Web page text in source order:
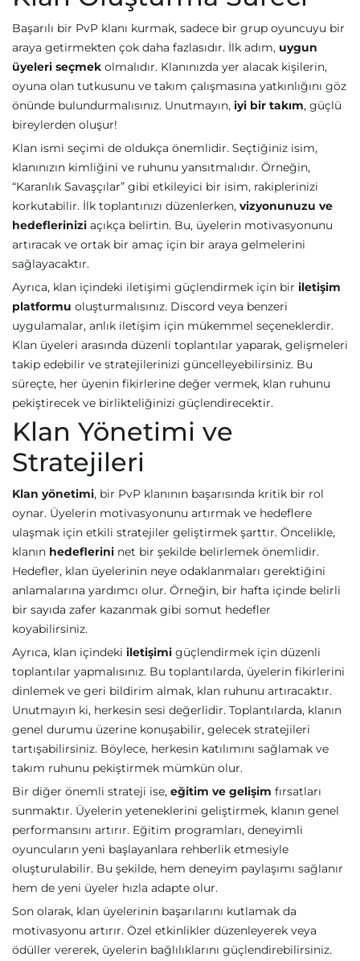
Başarılı bir PvP klanı kurmak, sadece bir grup oyuncuyu bir
araya getirmekten çok daha fazlasıdır. İlk adım, uygun
üyeleri seçmek olmalıdır. Klanınızda yer alacak kişilerin,
oyuna olan tutkusunu ve takım çalışmasına yatkınlığını göz
önünde bulundurmalısınız. Unutmayın, iyi bir takım, güçlü
bireylerden oluşur!
Klan ismi seçimi de oldukça önemlidir. Seçtiğiniz isim,
klanınızın kimliğini ve ruhunu yansıtmalıdır. Örneğin,
“Karanlık Savaşçılar” gibi etkileyici bir isim, rakiplerinizi
korkutabilir. İlk toplantınızı düzenlerken, vizyonunuzu ve
hedeflerinizi açıkça belirtin. Bu, üyelerin motivasyonunu
artıracak ve ortak bir amaç için bir araya gelmelerini
sağlayacaktır.
Ayrıca, klan içindeki iletişimi güçlendirmek için bir iletişim
platformu oluşturmalısınız. Discord veya benzeri
uygulamalar, anlık iletişim için mükemmel seçeneklerdir.
Klan üyeleri arasında düzenli toplantılar yaparak, gelişmeleri
takip edebilir ve stratejilerinizi güncelleyebilirsiniz. Bu
süreçte, her üyenin fikirlerine değer vermek, klan ruhunu
pekiştirecek ve birlikteliğinizi güçlendirecektir.
Klan Yönetimi ve
Stratejileri
Klan yönetimi, bir PvP klanının başarısında kritik bir rol
oynar. Üyelerin motivasyonunu artırmak ve hedeflere
ulaşmak için etkili stratejiler geliştirmek şarttır. Öncelikle,
klanın hedeflerini net bir şekilde belirlemek önemlidir.
Hedefler, klan üyelerinin neye odaklanmaları gerektiğini
anlamalarına yardımcı olur. Örneğin, bir hafta içinde belirli
bir sayıda zafer kazanmak gibi somut hedefler
koyabilirsiniz.
Ayrıca, klan içindeki iletişimi güçlendirmek için düzenli
toplantılar yapmalısınız. Bu toplantılarda, üyelerin fikirlerini
dinlemek ve geri bildirim almak, klan ruhunu artıracaktır.
Unutmayın ki, herkesin sesi değerlidir. Toplantılarda, klanın
genel durumu üzerine konuşabilir, gelecek stratejileri
tartışabilirsiniz. Böylece, herkesin katılımını sağlamak ve
takım ruhunu pekiştirmek mümkün olur.
Bir diğer önemli strateji ise, eğitim ve gelişim fırsatları
sunmaktır. Üyelerin yeteneklerini geliştirmek, klanın genel
performansını artırır. Eğitim programları, deneyimli
oyuncuların yeni başlayanlara rehberlik etmesiyle
oluşturulabilir. Bu şekilde, hem deneyim paylaşımı sağlanır
hem de yeni üyeler hızla adapte olur.
Son olarak, klan üyelerinin başarılarını kutlamak da
motivasyonu artırır. Özel etkinlikler düzenleyerek veya
ödüller vererek, üyelerin bağlılıklarını güçlendirebilirsiniz.